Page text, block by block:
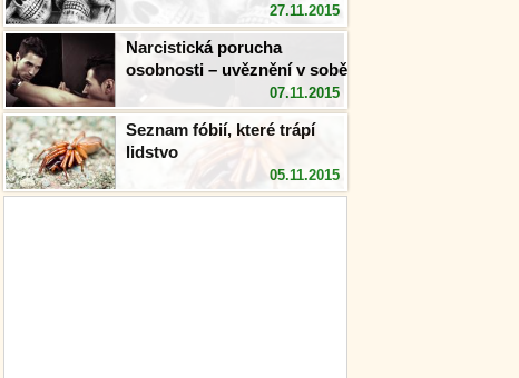
27.11.2015
Narcistická porucha
osobnosti – uvěznění v sobě
07.11.2015
Seznam fóbií, které trápí
lidstvo
05.11.2015